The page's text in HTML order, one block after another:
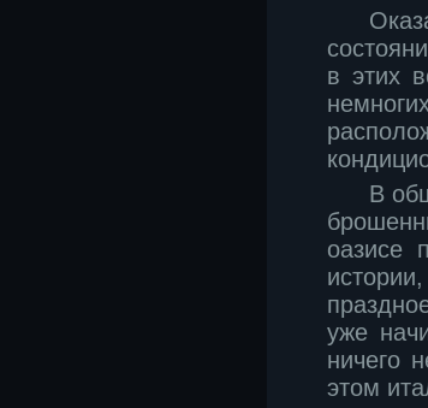
в этих
В
оазисе
уже
ничего
этом